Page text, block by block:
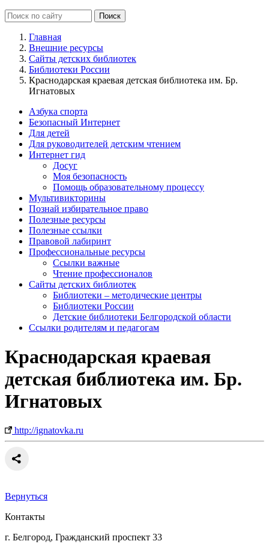
Главная
Внешние ресурсы
Сайты детских библиотек
Библиотеки России
Краснодарская краевая детская библиотека им. Бр.
Игнатовых
Азбука спорта
Безопасный Интернет
Для детей
Для руководителей детским чтением
Интернет гид
Досуг
Моя безопасность
Помощь образовательному процессу
Мультивикторины
Познай избирательное право
Полезные ресурсы
Полезные ссылки
Правовой лабиринт
Профессиональные ресурсы
Ссылки важные
Чтение профессионалов
Сайты детских библиотек
Библиотеки – методические центры
Библиотеки России
Детские библиотеки Белгородской области
Ссылки родителям и педагогам
Краснодарская краевая
детская библиотека им. Бр.
Игнатовых
http://ignatovka.ru
Вернуться
Контакты
г. Белгород, Гражданский проспект 33